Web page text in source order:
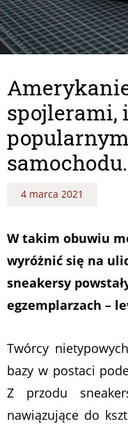
spojlerami,
4 marca 2021
W takim obuwiu
wyróżnić się na
sneakersy
egzemplarzach –
Twórcy
bazy w postaci
Z przodu
nawiązujące do